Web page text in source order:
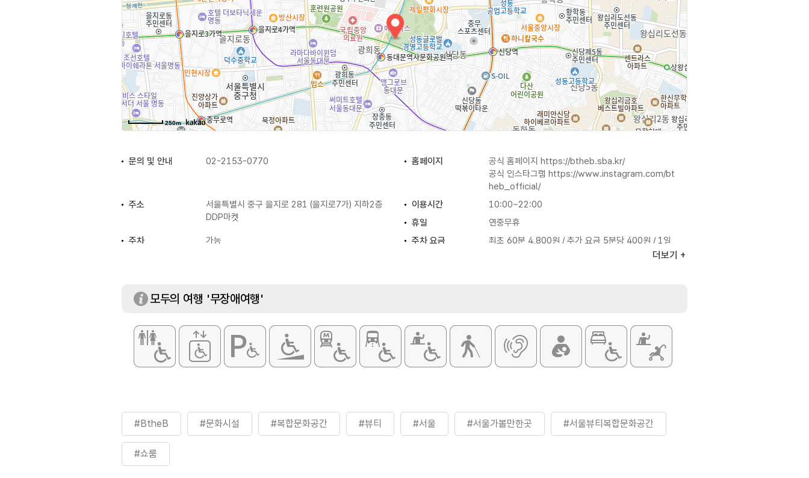
250m
문의 및 안내 02-2153-0770 홈페이지 공식 홈페이지 https://btheb.sba.kr/
공식 인스타그램 https://www.instagram.com/bt
heb_official/
주소
서울특별시 중구 을지로 281 (을지로7가) 지하2층
DDP마켓
이용시간
10:00~22:00
휴일
연중무휴
주차
가능 주차 요금
최초 60분 4,800원 / 추가 요금 5분당 400원 / 1일
더보기
모두의 여행 '무장애여행'
#BtheB #문화시설 #복합문화공간 #뷰티 #서울 #서울가볼만한곳 #서울뷰티복합문화공간
#쇼룸